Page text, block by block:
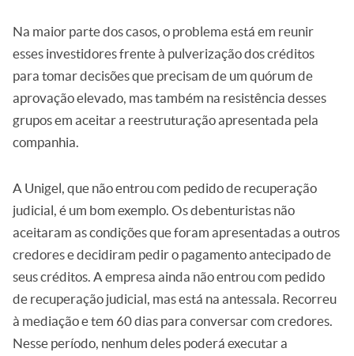
Na maior parte dos casos, o problema está em reunir
esses investidores frente à pulverização dos créditos
para tomar decisões que precisam de um quórum de
aprovação elevado, mas também na resistência desses
grupos em aceitar a reestruturação apresentada pela
companhia.
A Unigel, que não entrou com pedido de recuperação
judicial, é um bom exemplo. Os debenturistas não
aceitaram as condições que foram apresentadas a outros
credores e decidiram pedir o pagamento antecipado de
seus créditos. A empresa ainda não entrou com pedido
de recuperação judicial, mas está na antessala. Recorreu
à mediação e tem 60 dias para conversar com credores.
Nesse período, nenhum deles poderá executar a